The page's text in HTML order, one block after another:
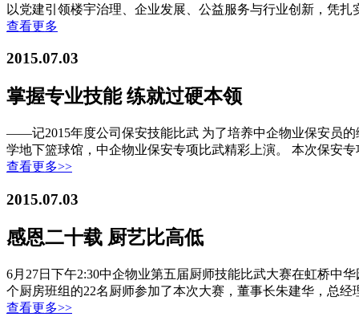
以党建引领楼宇治理、企业发展、公益服务与行业创新，凭
查看更多
2015.07.03
掌握专业技能 练就过硬本领
——记2015年度公司保安技能比武 为了培养中企物业保安员
学地下篮球馆，中企物业保安专项比武精彩上演。 本次保安
查看更多>>
2015.07.03
感恩二十载 厨艺比高低
6月27日下午2:30中企物业第五届厨师技能比武大赛在虹桥中
个厨房班组的22名厨师参加了本次大赛，董事长朱建华，总
查看更多>>